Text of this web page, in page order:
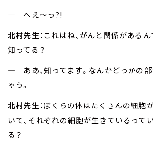
― へえ～っ?!
北村先生： これはね、がんと関係があるん
知ってる？
― ああ、知ってます。なんかどっかの
ゃう。
北村先生：ぼくらの体はたくさんの細胞
いて、それぞれの細胞が生きているって
る？